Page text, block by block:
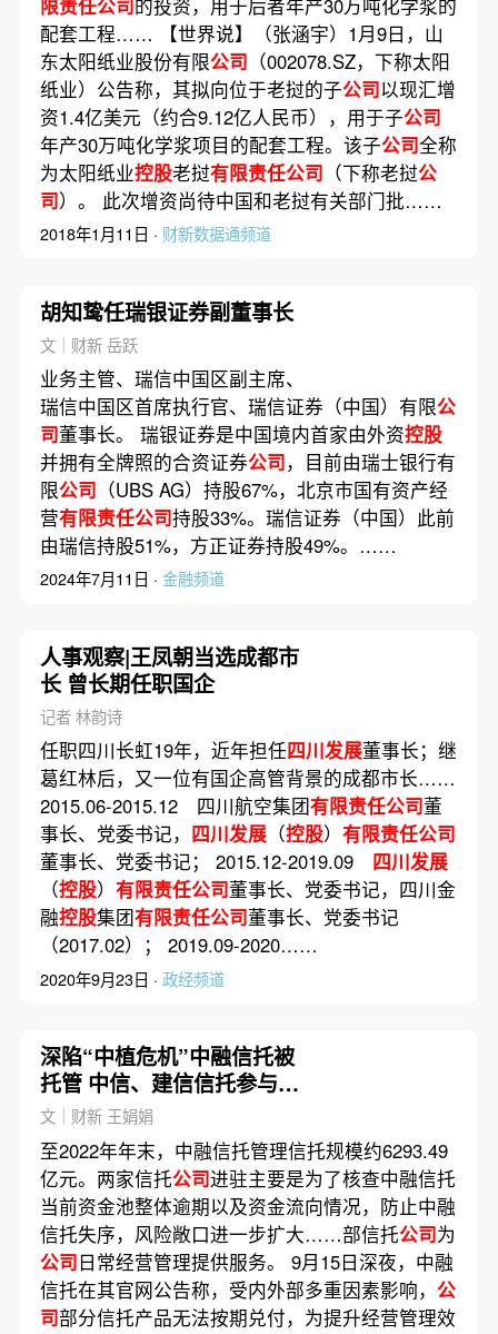
限责任公司的投资，用于后者年产30万吨化学浆的
配套工程…… 【世界说】（张涵宇）1月9日，山
东太阳纸业股份有限公司 （002078.SZ，下称太阳
纸业）公告称，其拟向位于老挝的子公司以现汇增
资1.4亿美元（约合9.12亿人民币），用于子公司
年产30万吨化学浆项目的配套工程。该子公司全称
为太阳纸业控股老挝有限责任公司 （下称老挝公
司）。 此次增资尚待中国和老挝有关部门批……
2018年1月11日 · 财新数据通频道
胡知鸷任瑞银证券副董事长
文｜财新 岳跃
业务主管、瑞信中国区副主席、
瑞信中国区首席执行官、瑞信证券（中国）有限公
司董事长。 瑞银证券是中国境内首家由外资控股
并拥有全牌照的合资证券公司，目前由瑞士银行有
限公司 （UBS AG）持股67%，北京市国有资产经
营有限责任公司持股33%。瑞信证券（中国）此前
由瑞信持股51%，方正证券持股49%。……
2024年7月11日 · 金融频道
人事观察|王凤朝当选成都市
长 曾长期任职国企
记者 林韵诗
任职四川长虹19年，近年担任四川发展董事长；继
葛红林后，又一位有国企高管背景的成都市长……
2015.06-2015.12 四川航空集团有限责任公司董
事长、党委书记， 四川发展（控股） 有限责任公司
董事长、党委书记； 2015.12-2019.09 四川发展
（控股） 有限责任公司董事长、党委书记，四川金
融控股集团有限责任公司董事长、党委书记
（2017.02）； 2019.09-2020……
2020年9月23日 · 政经频道
深陷“中植危机”中融信托被
托管 中信、建信信托参与经
营管理
文｜财新 王娟娟
至2022年年末，中融信托管理信托规模约6293.49
亿元。两家信托公司进驻主要是为了核查中融信托
当前资金池整体逾期以及资金流向情况，防止中融
信托失序，风险敞口进一步扩大……部信托公司为
公司日常经营管理提供服务。 9月15日深夜，中融
信托在其官网公告称，受内外部多重因素影响， 公
司部分信托产品无法按期兑付，为提升经营管理效